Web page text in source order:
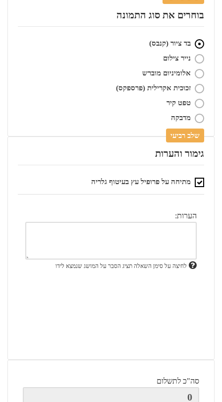
בוחרים את סוג התמונה
בד ציור (קנבס)
נייר צילום
אלומיניום מוברש
זכוכית אקרילית (פרספקס)
טפט קיר
מדבקה
שלב רביעי
גימור והערות
מתיחה על פרופיל עץ בעיטוף גלריה
הערות:
לחיצה על סימן השאלה תציג הסבר על המושג שנמצא לידו
סה"כ לתשלום